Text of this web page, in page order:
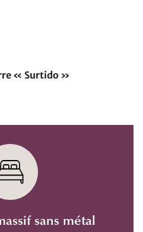
« Surtido »
sans métal